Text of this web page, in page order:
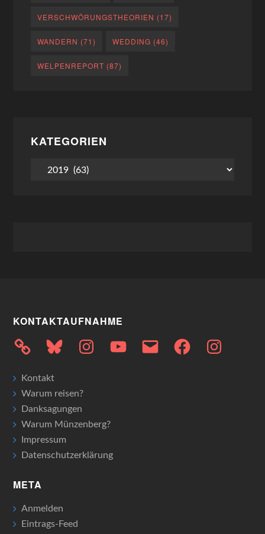
VERSCHWÖRUNGSTHEORIEN (17)
WANDERN (71) WEDDING (46)
WELPENREPORT (87)
KATEGORIEN
Kategorien
KONTAKTAUFNAHME
Bluesky InstagramYouTubeE-
Mail
FacebookInstagram
Kontakt
Warum reisen?
Danksagungen
Warum Münzenberg?
Impressum
Datenschutzerklärung
META
Anmelden
Eintrags-Feed